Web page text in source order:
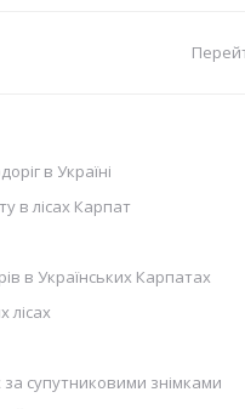
в Україні
в лісах Карпат
в Українських Карпатах
лісах
за супутниковими знімками